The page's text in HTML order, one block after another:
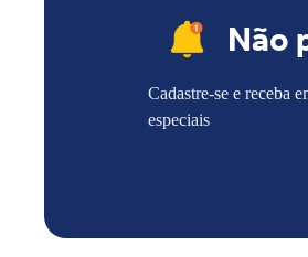
Não
Cadastre-se e receba
especiais